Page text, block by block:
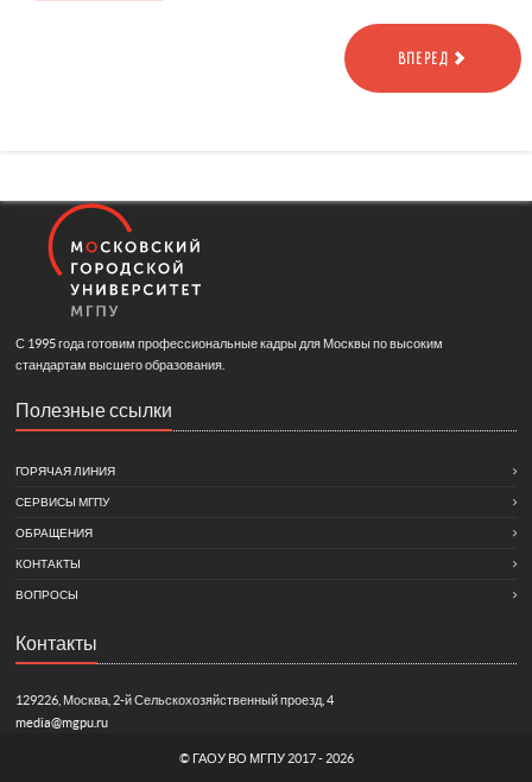
ВПЕРЕД
С 1995 года готовим профессиональные кадры для Москвы по высоким
стандартам высшего образования.
Полезные ссылки
ГОРЯЧАЯ ЛИНИЯ
СЕРВИСЫ МГПУ
ОБРАЩЕНИЯ
КОНТАКТЫ
ВОПРОСЫ
Контакты
129226, Москва, 2-й Сельскохозяйственный проезд, 4
media@mgpu.ru
© ГАОУ ВО МГПУ 2017 - 2026